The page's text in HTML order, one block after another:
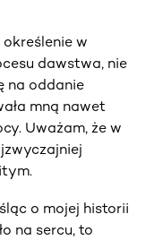
określenie w
dawstwa, nie
na oddanie
mną nawet
Uważam, że w
o mojej historii
na sercu, to